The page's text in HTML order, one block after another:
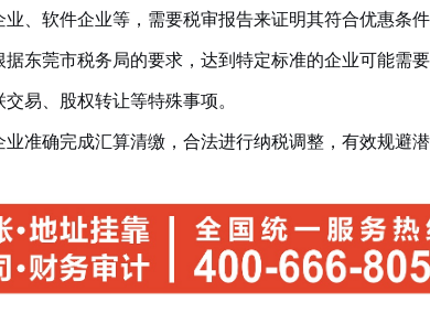
、软件企业等，需要税审报告来证明其符合优惠条件
据东莞市税务局的要求，达到特定标准的企业可能需要
易、股权转让等特殊事项。
准确完成汇算清缴，合法进行纳税调整，有效规避